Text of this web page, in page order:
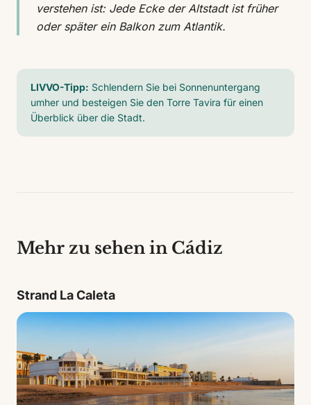
verstehen ist: Jede Ecke der Altstadt ist früher
oder später ein Balkon zum Atlantik.
LIVVO-Tipp: Schlendern Sie bei Sonnenuntergang
umher und besteigen Sie den Torre Tavira für einen
Überblick über die Stadt.
Mehr zu sehen in Cádiz
Strand La Caleta